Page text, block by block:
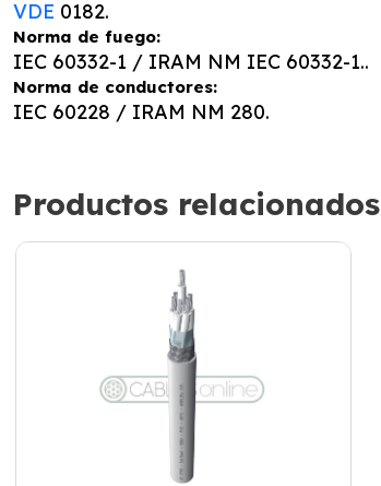
VDE 0182.
Norma de fuego:
IEC 60332-1 / IRAM NM IEC 60332-1..
Norma de conductores:
IEC 60228 / IRAM NM 280.
Productos relacionados